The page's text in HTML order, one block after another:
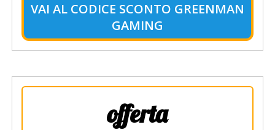
VAI AL CODICE SCONTO GREENMAN
GAMING
offerta